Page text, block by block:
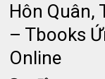
Hôn Quân,
– Tbooks
Online